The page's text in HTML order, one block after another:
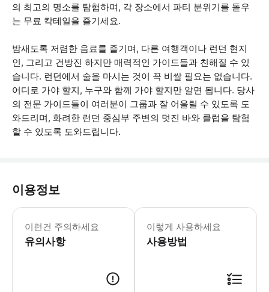
의 최고의 명소를 탐험하며, 각 장소에서 파티 분위기를 돋우
는 무료 칵테일을 즐기세요.
밤새도록 저렴한 음료를 즐기며, 다른 여행객이나 런던 현지
인, 그리고 건방진 하지만 매력적인 가이드들과 친해질 수 있
습니다. 런던에서 술을 마시는 것이 꼭 비쌀 필요는 없습니다.
어디로 가야 할지, 누구와 함께 가야 할지만 알면 됩니다. 당사
의 전문 가이드들이 여러분이 그룹과 잘 어울릴 수 있도록 도
와드리며, 화려한 런던 중심부 주변의 멋진 바와 클럽을 탐험
할 수 있도록 도와드립니다.
이용정보
이런건 주의하세요
유의사항
- 일반적인 복장 규정은 '스마트 캐주
이렇게 사용하세요
사용방법